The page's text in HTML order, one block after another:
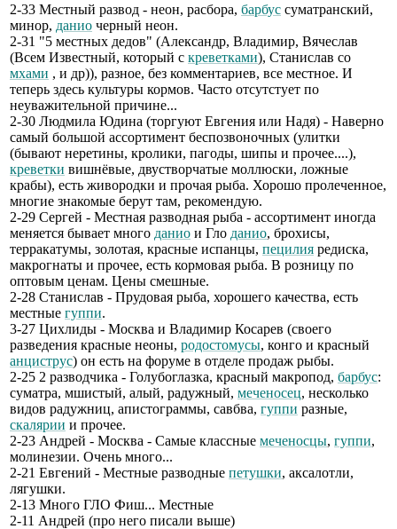
2-33 Местный развод - неон, расбора, барбус суматранский,
минор, данио черный неон.
2-31 "5 местных дедов" (Александр, Владимир, Вячеслав
(Всем Известный, который с креветками), Станислав со
мхами , и др)), разное, без комментариев, все местное. И
теперь здесь культуры кормов. Часто отсутстует по
неуважительной причине...
2-30 Людмила Юдина (торгуют Евгения или Надя) - Наверно
самый большой ассортимент беспозвоночных (улитки
(бывают неретины, кролики, пагоды, шипы и прочее....),
креветки вишнёвые, двустворчатые моллюски, ложные
крабы), есть живородки и прочая рыба. Хорошо пролеченное,
многие знакомые берут там, рекомендую.
2-29 Сергей - Местная разводная рыба - ассортимент иногда
меняется бывает много данио и Гло данио, брохисы,
терракатумы, золотая, красные испанцы, пецилия редиска,
макрогнаты и прочее, есть кормовая рыба. В розницу по
оптовым ценам. Цены смешные.
2-28 Станислав - Прудовая рыба, хорошего качества, есть
местные гуппи.
3-27 Цихлиды - Москва и Владимир Косарев (своего
разведения красные неоны, родостомусы, конго и красный
анциструс) он есть на форуме в отделе продаж рыбы.
2-25 2 разводчика - Голубоглазка, красный макропод, барбус:
суматра, мшистый, алый, радужный, меченосец, несколько
видов радужниц, апистограммы, савбва, гуппи разные,
скалярии и прочее.
2-23 Андрей - Москва - Самые классные меченосцы, гуппи,
молинезии. Очень много...
2-21 Евгений - Местные разводные петушки, аксалотли,
лягушки.
2-13 Много ГЛО Фиш... Местные
2-11 Андрей (про него писали выше)